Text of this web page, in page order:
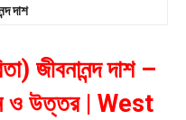
দাশ
জীবনানন্দ দাশ –
ও উত্তর | West